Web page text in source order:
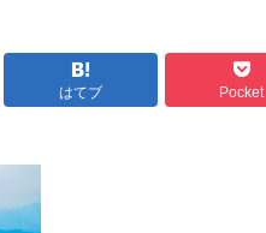
はてブ Pocket